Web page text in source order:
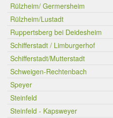
Rülzheim/ Germersheim
Rülzheim/Lustadt
Ruppertsberg bei Deidesheim
Schifferstadt / Limburgerhof
Schifferstadt/Mutterstadt
Schweigen-Rechtenbach
Speyer
Steinfeld
Steinfeld - Kapsweyer